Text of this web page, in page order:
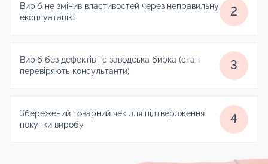
Виріб не змінив властивостей через неправильну
експлуатацію
2
Виріб без дефектів і є заводська бирка (стан
перевіряють консультанти)
3
Збережений товарний чек для підтвердження
покупки виробу
4